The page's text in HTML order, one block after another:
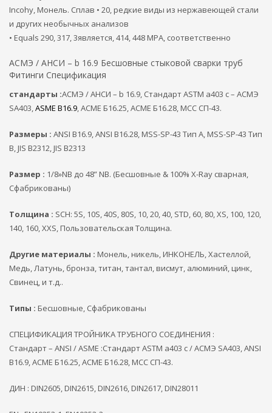
Incohy, Монель. Сплав • 20, редкие виды из нержавеющей стали
и других необычных анализов
• Equals 290, 317, 3является, 414, 448 MPA, соответственно
АСМЭ / АНСИ – b 16.9 Бесшовные стыковой сварки труб
Фитинги Спецификация
стандарты :АСМЭ / АНСИ – b 16.9, Стандарт ASTM a403 с – АСМЭ
SA403,ASME B16.9, АСМЕ Б16.25, АСМЕ Б16.28, МСС СП-43.
Размеры : ANSI B16.9, ANSI B16.28, MSS-SP-43 Тип A, MSS-SP-43 Тип
B, JIS B2312, JIS B2313
Размер : 1/8»NB до 48” NB. (Бесшовные & 100% X-Ray сварная,
Сфабрикованы)
Толщина : SCH: 5S, 10S, 40S, 80S, 10, 20, 40, STD, 60, 80, XS, 100, 120,
140, 160, XXS, Пользовательская Толщина.
Другие материалы : Монель, никель, ИНКОНЕЛЬ, Хастеллой,
Медь, Латунь, бронза, титан, тантал, висмут, алюминий, цинк,
Свинец, и т.д..
Типы : Бесшовные, Сфабрикованы
СПЕЦИФИКАЦИЯ ТРОЙНИКА ТРУБНОГО СОЕДИНЕНИЯ :
Стандарт – ANSI / ASME :Стандарт ASTM a403 с / АСМЭ SA403, ANSI
B16.9, АСМЕ Б16.25, АСМЕ Б16.28, МСС СП-43.
ДИН : DIN2605, DIN2615, DIN2616, DIN2617, DIN28011